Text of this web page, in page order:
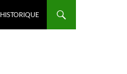
HISTORIQUE